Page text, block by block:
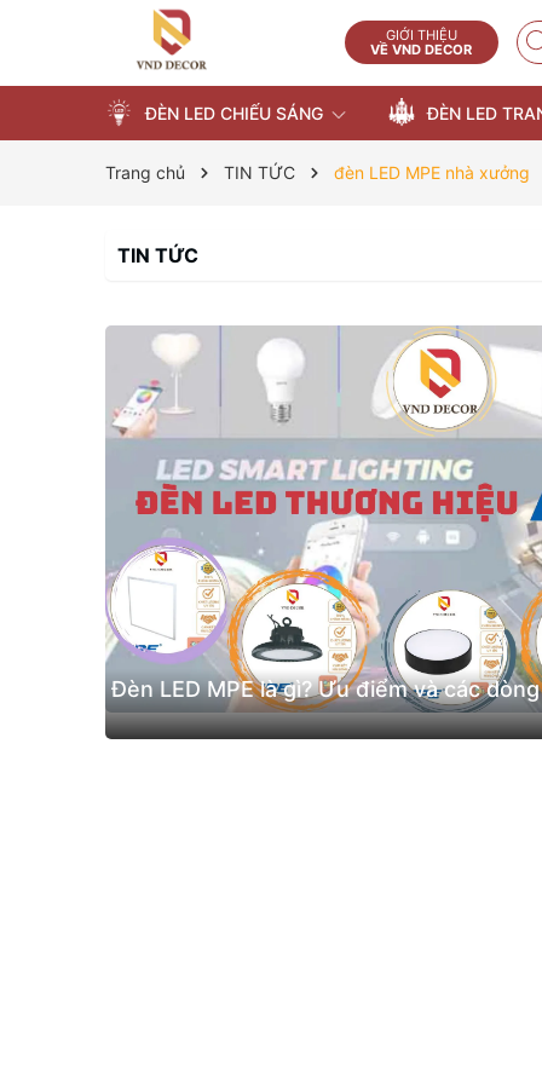
GIỚI THIỆU
VỀ VND DECOR
ĐÈN LED CHIẾU SÁNG ĐÈN LED
Trang chủ TIN TỨC đèn LED MPE nhà xưởng
TIN TỨC
Đèn LED MPE là gì? Ưu điểm và các